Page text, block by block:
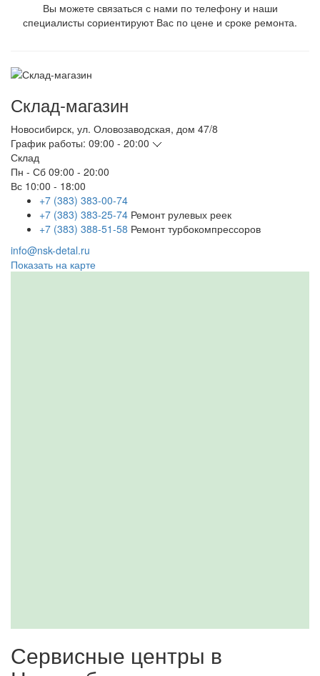
Вы можете связаться с нами по телефону и наши
специалисты сориентируют Вас по цене и сроке ремонта.
Склад-магазин
Новосибирск, ул. Оловозаводская, дом 47/8
График работы: 09:00 - 20:00
Склад
Пн - Сб 09:00 - 20:00
Вс 10:00 - 18:00
+7 (383) 383-00-74
+7 (383) 383-25-74 Ремонт рулевых реек
+7 (383) 388-51-58 Ремонт турбокомпрессоров
info@nsk-detal.ru
Показать на карте
Сервисные центры в